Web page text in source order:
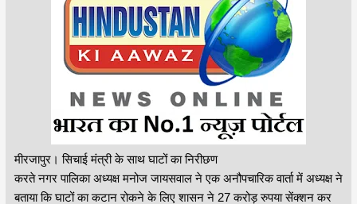
मीरजापुर। सिचाई मंत्री के साथ घाटों का निरीछण
करते नगर पालिका अध्यक्ष मनोज जायसवाल ने एक अनौपचारिक वार्ता में अध्यक्ष ने
बताया कि घाटों का कटान रोकने के लिए शासन ने 27 करोड़ रुपया सेंक्शन कर